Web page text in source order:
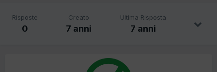
Risposte
0
Creato
7 anni
Ultima Risposta
7 anni